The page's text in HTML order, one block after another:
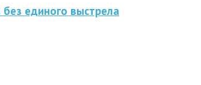
единого выстрела